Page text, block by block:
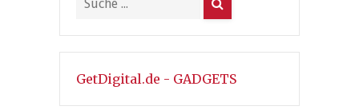
GetDigital.de - GADGETS